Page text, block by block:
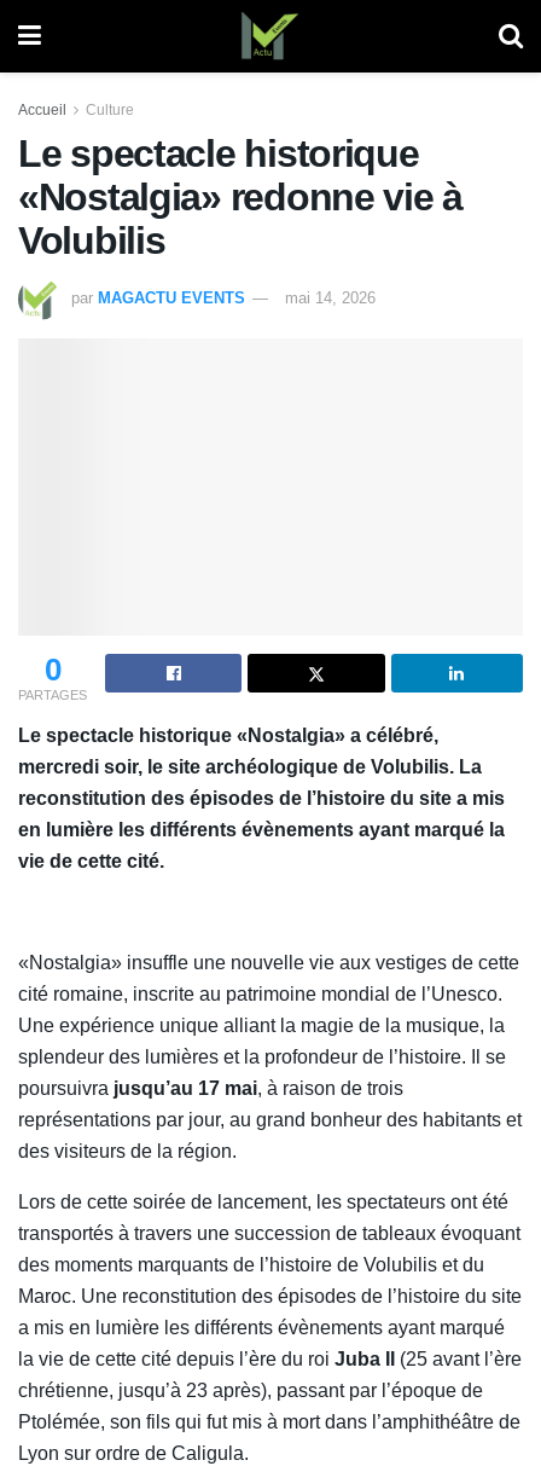
Accueil Culture
Le spectacle historique
«Nostalgia» redonne vie à
Volubilis
par MAGACTU EVENTS mai 14, 2026
0
PARTAGES
Le spectacle historique «Nostalgia» a célébré,
mercredi soir, le site archéologique de Volubilis. La
reconstitution des épisodes de l’histoire du site a mis
en lumière les différents évènements ayant marqué la
vie de cette cité.
«Nostalgia» insuffle une nouvelle vie aux vestiges de cette
cité romaine, inscrite au patrimoine mondial de l’Unesco.
Une expérience unique alliant la magie de la musique, la
splendeur des lumières et la profondeur de l’histoire. Il se
poursuivra jusqu’au 17 mai, à raison de trois
représentations par jour, au grand bonheur des habitants et
des visiteurs de la région.
Lors de cette soirée de lancement, les spectateurs ont été
transportés à travers une succession de tableaux évoquant
des moments marquants de l’histoire de Volubilis et du
Maroc. Une reconstitution des épisodes de l’histoire du site
a mis en lumière les différents évènements ayant marqué
la vie de cette cité depuis l’ère du roi Juba II
(25 avant l’ère
chrétienne, jusqu’à 23 après), passant par l’époque de
Ptolémée, son fils qui fut mis à mort dans l’amphithéâtre de
Lyon sur ordre de Caligula.